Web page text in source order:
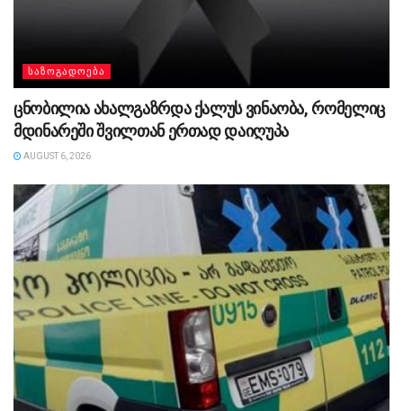
ᲡᲐᲖᲝᲒᲐᲓᲝᲔᲑᲐ
ცნობილია ახალგაზრდა ქალუს ვინაობა, რომელიც
მდინარეში შვილთან ერთად დაიღუპა
AUGUST 6, 2026